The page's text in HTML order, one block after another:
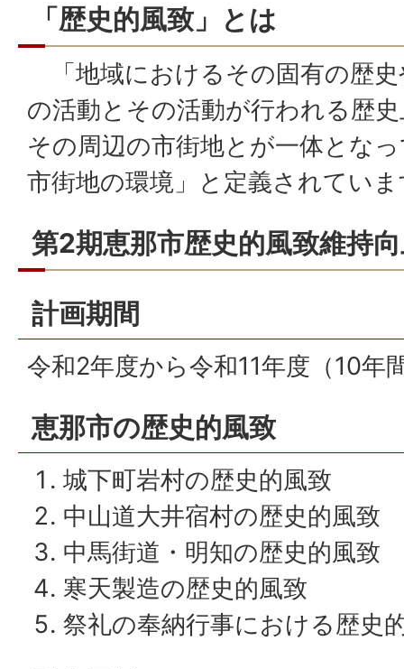
「歴史的風致」とは
「地域におけるその固有の歴
の活動とその活動が行われる歴
その周辺の市街地とが一体とな
市街地の環境」と定義されてい
第2期恵那市歴史的風致維持
計画期間
令和2年度から令和11年度（10年
恵那市の歴史的風致
城下町岩村の歴史的風致
中山道大井宿村の歴史的風致
中馬街道・明知の歴史的風致
寒天製造の歴史的風致
祭礼の奉納行事における歴史